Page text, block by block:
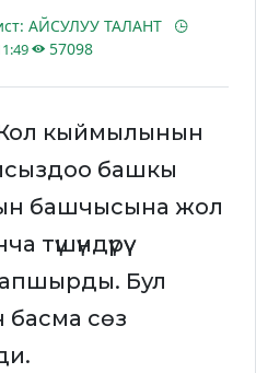
АЙСУЛУУ ТАЛАНТ
57098
кыймылынын
башкы
башчысына жол
тапшырды. Бул
сөз